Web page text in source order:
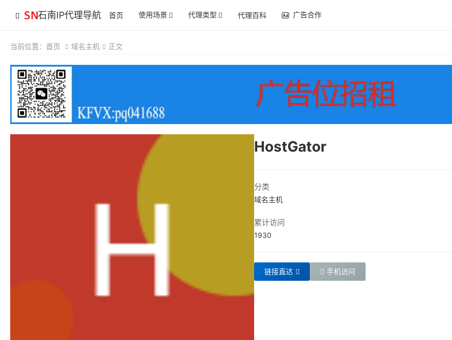
石南IP代理导航 首页 使用场景 代理类型 代理百科 广告合作
当前位置： 首页 域名主机 正文
HostGator
分类
域名主机
累计访问
1930
链接直达 手机访问